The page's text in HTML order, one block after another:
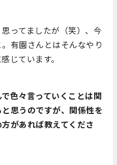
ってましたが（笑）、今
有園さんとはそんなやり
じています。
色々言っていくことは関
思うのですが、関係性を
があれば教えてくださ